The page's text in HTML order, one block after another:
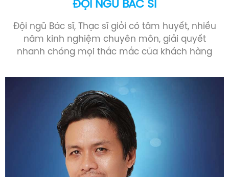
năm kinh nghiệm chuyên môn, giải quyết
nhanh chóng mọi thắc mắc của khách hàng